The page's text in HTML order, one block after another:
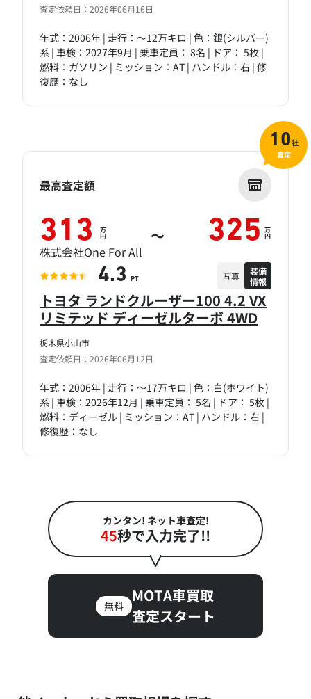
査定依頼日：2026年06月16日
年式：2006年 | 走行：～12万キロ | 色：銀(シルバー)
系 | 車検：2027年9月 | 乗車定員： 8名 | ドア： 5枚 |
燃料：ガソリン | ミッション：AT | ハンドル：右 | 修
復歴：なし
栃木県小山市
査定依頼日：2026年06月12日
トヨタ ランドクルーザー100 4.2 VX
リミテッド ディーゼルターボ 4WD
年式：2006年 | 走行：～17万キロ | 色：白(ホワイト)
系 | 車検：2026年12月 | 乗車定員： 5名 | ドア： 5枚 |
燃料：ディーゼル | ミッション：AT | ハンドル：右 |
修復歴：なし
最高査定額
313 万
円 ～ 325 万
円
株式会社One For All
4.3 PT 写真
装備
情報
10社
査定
カンタン! ネット車査定!
45秒で入力完了!!
無料
MOTA車買取
査定スタート